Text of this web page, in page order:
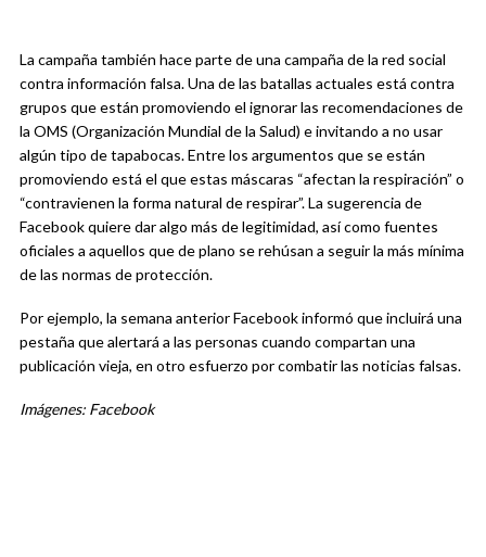
La campaña también hace parte de una campaña de la red social
contra información falsa. Una de las batallas actuales está contra
grupos que están promoviendo el ignorar las recomendaciones de
la OMS (Organización Mundial de la Salud) e invitando a no usar
algún tipo de tapabocas. Entre los argumentos que se están
promoviendo está el que estas máscaras “afectan la respiración” o
“contravienen la forma natural de respirar”. La sugerencia de
Facebook quiere dar algo más de legitimidad, así como fuentes
oficiales a aquellos que de plano se rehúsan a seguir la más mínima
de las normas de protección.
Por ejemplo, la semana anterior Facebook informó que incluirá una
pestaña que alertará a las personas cuando compartan una
publicación vieja, en otro esfuerzo por combatir las noticias falsas.
Imágenes: Facebook